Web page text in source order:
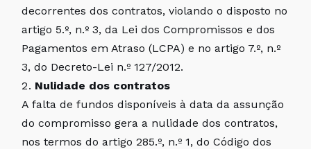
decorrentes dos contratos, violando o disposto no
artigo 5.º, n.º 3, da Lei dos Compromissos e dos
Pagamentos em Atraso (LCPA) e no artigo 7.º, n.º
3, do Decreto-Lei n.º 127/2012.
Nulidade dos contratos
A falta de fundos disponíveis à data da assunção
do compromisso gera a nulidade dos contratos,
nos termos do artigo 285.º, n.º 1, do Código dos